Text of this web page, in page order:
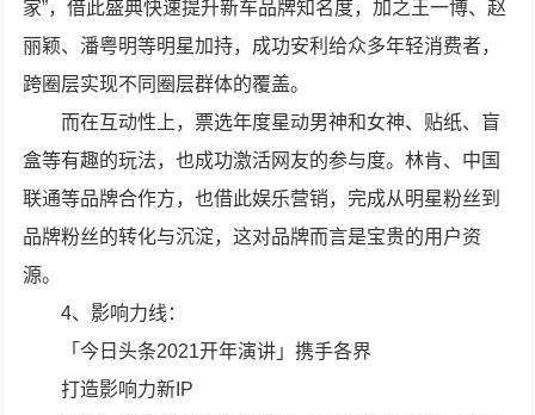
家”，借此盛典快速提升新车品牌知名度，加之王一博、赵
丽颖、潘粤明等明星加持，成功安利给众多年轻消费者，
跨圈层实现不同圈层群体的覆盖。
而在互动性上，票选年度星动男神和女神、贴纸、盲
盒等有趣的玩法，也成功激活网友的参与度。林肯、中国
联通等品牌合作方，也借此娱乐营销，完成从明星粉丝到
品牌粉丝的转化与沉淀，这对品牌而言是宝贵的用户资
源。
4、影响力线：
「今日头条2021开年演讲」携手各界
打造影响力新IP